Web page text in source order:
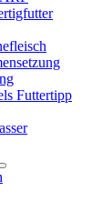
Futtertipp